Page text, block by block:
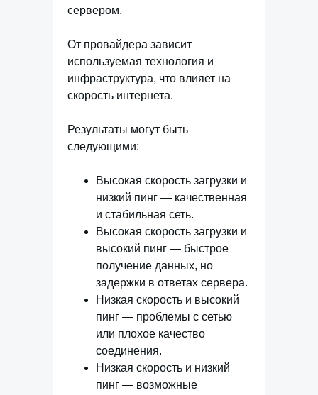
сервером.
От провайдера зависит
используемая технология и
инфраструктура, что влияет на
скорость интернета.
Результаты могут быть
следующими:
Высокая скорость загрузки и
низкий пинг — качественная
и стабильная сеть.
Высокая скорость загрузки и
высокий пинг — быстрое
получение данных, но
задержки в ответах сервера.
Низкая скорость и высокий
пинг — проблемы с сетью
или плохое качество
соединения.
Низкая скорость и низкий
пинг — возможные